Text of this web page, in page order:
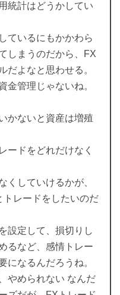
統計はどうかしてい
ているにもかかわら
しまうのだから、FX
だよなと思わせる。
金管理じゃないね。
かないと資産は増殖
ードをどれだけなく
くしていけるかが、
トレードをしたいのだ
設定して、損切りし
るなど、感情トレー
になるんだろうね。
やめられない なんだ